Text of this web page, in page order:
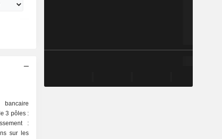
3 pôles :
:
sur les